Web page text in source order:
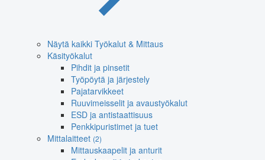
Näytä kaikki Työkalut & Mittaus
Käsityökalut
Pihdit ja pinsetit
Työpöytä ja järjestely
Pajatarvikkeet
Ruuvimeisselit ja avaustyökalut
ESD ja antistaattisuus
Penkkipuristimet ja tuet
Mittalaitteet (2)
Mittauskaapelit ja anturit